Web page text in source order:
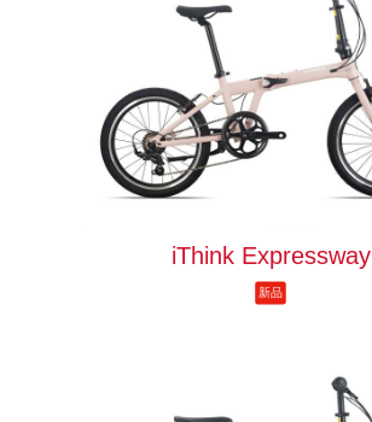
iThink Expressway
新品